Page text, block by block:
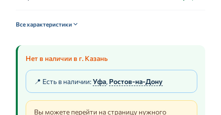
Все характеристики
Нет в наличии в г. Казань
📍 Есть в наличии:Уфа, Ростов-на-Дону
Вы можете перейти на страницу нужного